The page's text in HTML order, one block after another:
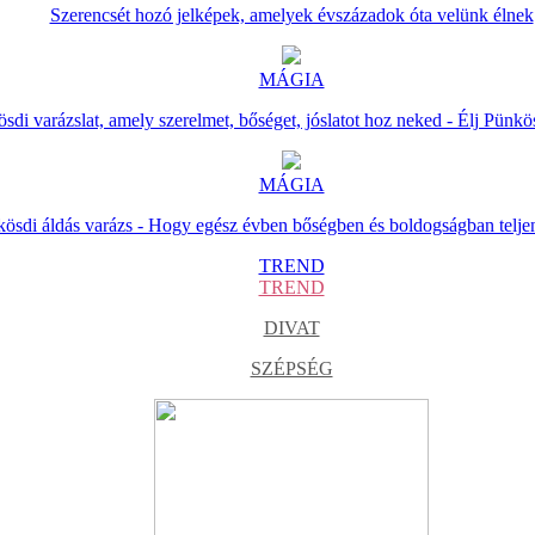
Szerencsét hozó jelképek, amelyek évszázadok óta velünk élnek
MÁGIA
varázslat, amely szerelmet, bőséget, jóslatot hoz neked - Élj
MÁGIA
áldás varázs - Hogy egész évben bőségben és boldogságban
TREND
TREND
DIVAT
SZÉPSÉG